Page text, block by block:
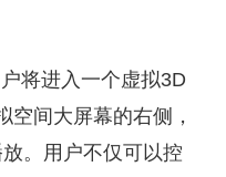
将进入一个虚拟3D
空间大屏幕的右侧，
。用户不仅可以控